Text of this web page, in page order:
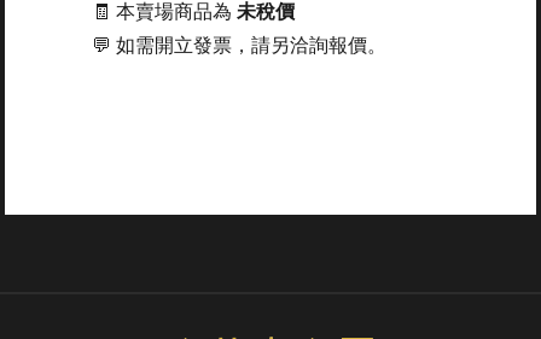
🧾 本賣場商品為 未稅價
💬 如需開立發票，請另洽詢報價。